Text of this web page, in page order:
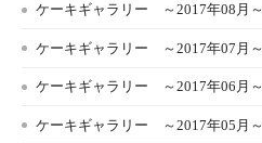
ケーキギャラリー ～2017年08月～
ケーキギャラリー ～2017年07月～
ケーキギャラリー ～2017年06月～
ケーキギャラリー ～2017年05月～